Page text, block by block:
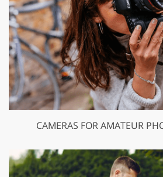
CAMERAS FOR AMATEUR